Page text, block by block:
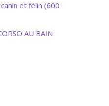
et félin (600
AU BAIN